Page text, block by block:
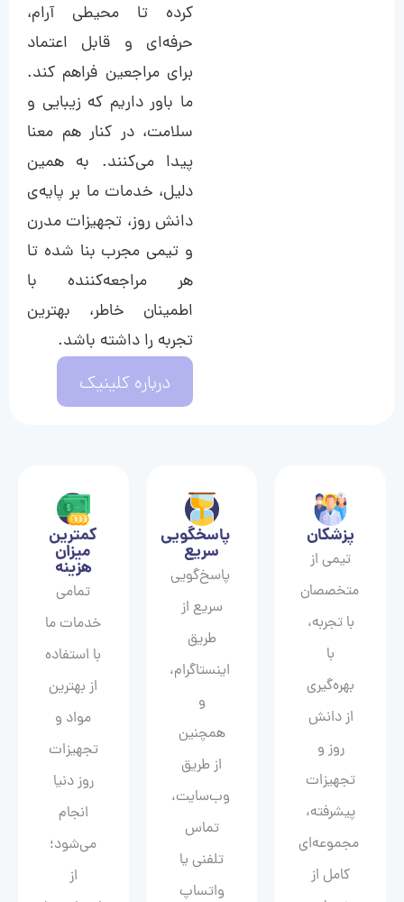
کرده تا محیطی آرام،
حرفه‌ای و قابل اعتماد
برای مراجعین فراهم کند.
ما باور داریم که زیبایی و
سلامت، در کنار هم معنا
پیدا می‌کنند. به همین
دلیل، خدمات ما بر پایه‌ی
دانش روز، تجهیزات مدرن
و تیمی مجرب بنا شده تا
هر مراجعه‌کننده با
اطمینان خاطر، بهترین
تجربه را داشته باشد.
درباره کلینیک
پزشکان
تیمی از
متخصصان
با تجربه،
با
بهره‌گیری
از دانش
روز و
تجهیزات
پیشرفته،
مجموعه‌ای
کامل از
پاسخگویی
سریع
پاسخ‌گویی
سریع از
طریق
اینستاگرام،
و
همچنین
از طریق
وب‌سایت،
تماس
تلفنی یا
واتساپ
کمترین
میزان
هزینه
تمامی
خدمات ما
با استفاده
از بهترین
مواد و
تجهیزات
روز دنیا
انجام
می‌شود؛
از